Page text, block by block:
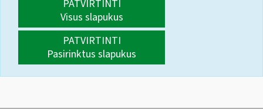
PATVIRTINTI
Visus slapukus
PATVIRTINTI
Pasirinktus slapukus